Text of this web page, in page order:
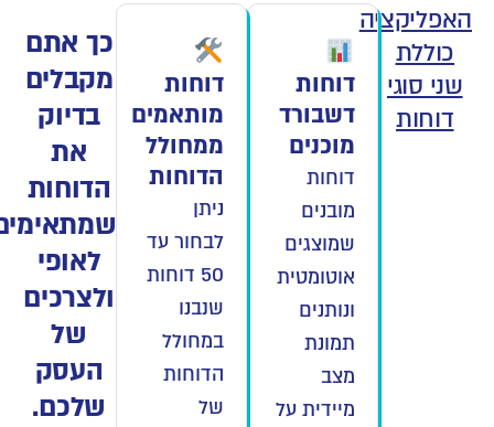
האפליקציה
כוללת
שני סוגי
דוחות
דוחות
דשבורד
מוכנים
דוחות
מובנים
שמוצגים
אוטומטית
ונותנים
תמונת
מצב
מיידית על
דוחות
מותאמים
ממחולל
הדוחות
ניתן
לבחור עד
50 דוחות
שנבנו
במחולל
הדוחות
של
כך אתם
מקבלים
בדיוק
את
הדוחות
שמתאימים
לאופי
ולצרכים
של
העסק
שלכם.